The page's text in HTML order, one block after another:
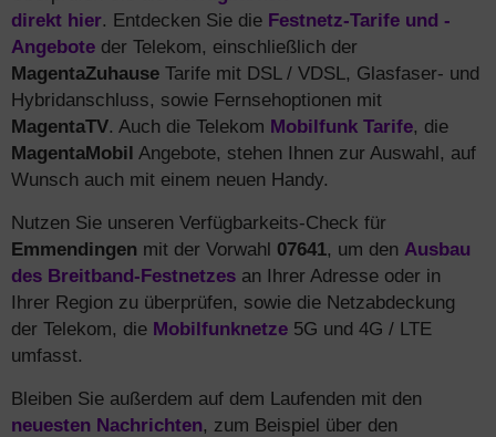
direkt hier. Entdecken Sie die Festnetz-Tarife und -
Angebote der Telekom, einschließlich der
MagentaZuhause Tarife mit DSL / VDSL, Glasfaser- und
Hybridanschluss, sowie Fernsehoptionen mit
MagentaTV. Auch die Telekom Mobilfunk Tarife, die
MagentaMobil Angebote, stehen Ihnen zur Auswahl, auf
Wunsch auch mit einem neuen Handy.
Nutzen Sie unseren Verfügbarkeits-Check für
Emmendingen mit der Vorwahl 07641, um den Ausbau
des Breitband-Festnetzes an Ihrer Adresse oder in
Ihrer Region zu überprüfen, sowie die Netzabdeckung
der Telekom, die Mobilfunknetze 5G und 4G / LTE
umfasst.
Bleiben Sie außerdem auf dem Laufenden mit den
neuesten Nachrichten, zum Beispiel über den